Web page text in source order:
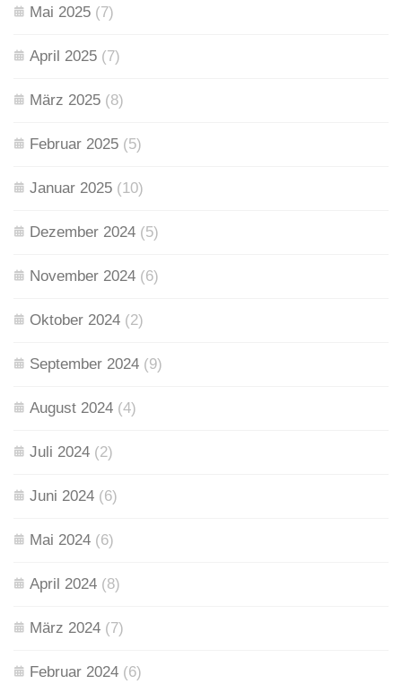
Mai 2025 (7)
April 2025 (7)
März 2025 (8)
Februar 2025 (5)
Januar 2025 (10)
Dezember 2024 (5)
November 2024 (6)
Oktober 2024 (2)
September 2024 (9)
August 2024 (4)
Juli 2024 (2)
Juni 2024 (6)
Mai 2024 (6)
April 2024 (8)
März 2024 (7)
Februar 2024 (6)